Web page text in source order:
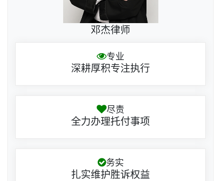
邓杰律师
专业
深耕厚积专注执行
尽责
全力办理托付事项
务实
扎实维护胜诉权益